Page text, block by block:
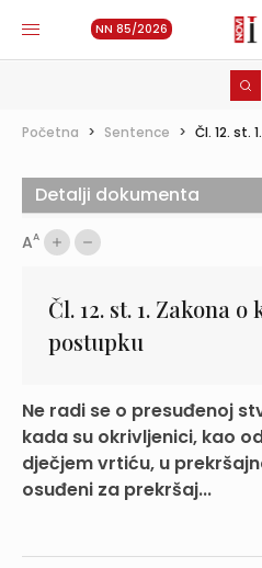
NN 85/2026
Početna > Sentence > Čl. 12. st.
AA
Čl. 12. st. 1. Zakona
postupku
Ne radi se o presuđenoj
kada su okrivljenici, kao
dječjem vrtiću, u
osuđeni za prekršaj...
Detalji dokumenta